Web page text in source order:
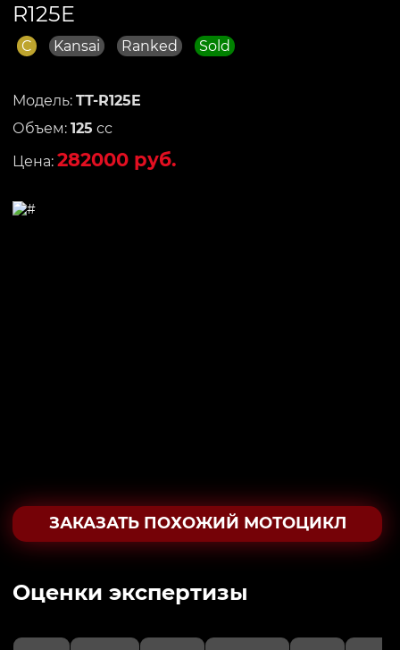
R125E
C Kansai Ranked Sold
Модель: TT-R125E
Объем: 125 сс
Цена: 282000 руб.
ЗАКАЗАТЬ ПОХОЖИЙ МОТОЦИКЛ
Oценки экспертизы